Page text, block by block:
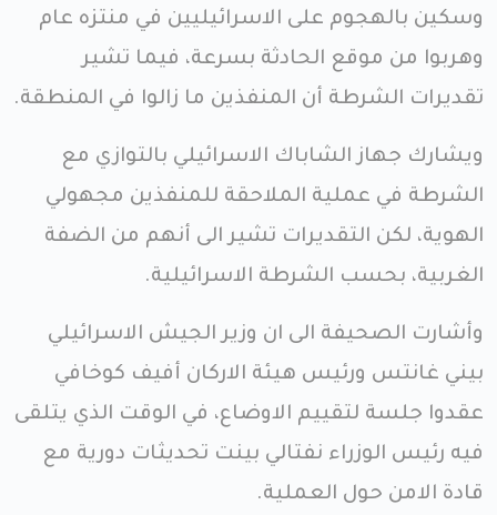
وسكين بالهجوم على الاسرائيليين في منتزه عام
وهربوا من موقع الحادثة بسرعة، فيما تشير
تقديرات الشرطة أن المنفذين ما زالوا في المنطقة.
ويشارك جهاز الشاباك الاسرائيلي بالتوازي مع
الشرطة في عملية الملاحقة للمنفذين مجهولي
الهوية، لكن التقديرات تشير الى أنهم من الضفة
الغربية، بحسب الشرطة الاسرائيلية.
وأشارت الصحيفة الى ان وزير الجيش الاسرائيلي
بيني غانتس ورئيس هيئة الاركان أفيف كوخافي
عقدوا جلسة لتقييم الاوضاع، في الوقت الذي يتلقى
فيه رئيس الوزراء نفتالي بينت تحديثات دورية مع
قادة الامن حول العملية.